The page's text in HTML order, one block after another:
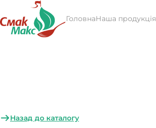
ГоловнаНаша продукція
Назад до каталогу